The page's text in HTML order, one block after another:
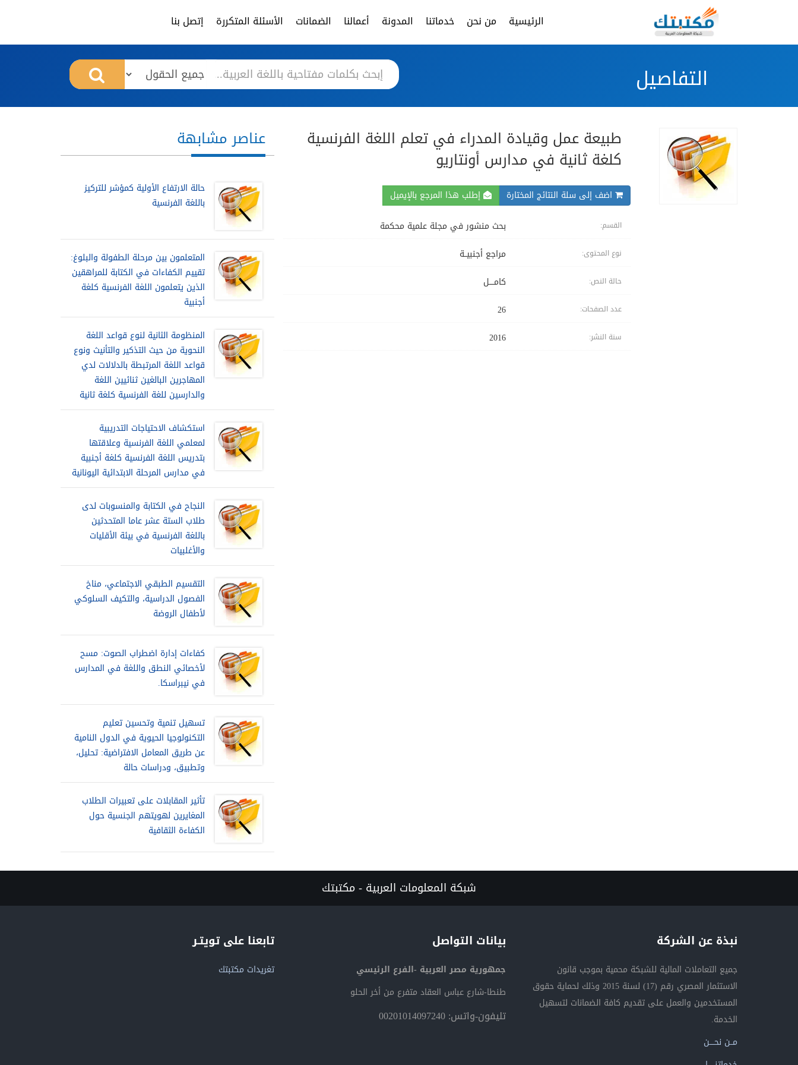
الرئيسية من نحن خدماتنا المدونة أعمالنا الضمانات الأسئلة المتكررة إتصل بنا
التفاصيل
طبيعة عمل وقيادة المدراء في تعلم اللغة الفرنسية
كلغة ثانية في مدارس أونتاريو
اضف إلى سلة النتائج المختارة إطلب هذا المرجع بالإيميل
القسم: بحث منشور في مجلة علمية محكمة
نوع المحتوى: مراجع أجنبيــة
حالة النص: كامــــل
عدد الصفحات: 26
سنة النشر: 2016
عناصر مشابهة
حالة الارتفاع الأولية كمؤشر للتركيز
باللغة الفرنسية
المتعلمون بين مرحلة الطفولة والبلوغ:
تقييم الكفاءات في الكتابة للمراهقين
الذين يتعلمون اللغة الفرنسية كلغة
أجنبية
المنظومة الثانية لنوع قواعد اللغة
النحوية من حيث التذكير والتأنيث ونوع
قواعد اللغة المرتبطة بالدلالات لدي
المهاجرين البالغين ثنائيين اللغة
والدارسين للغة الفرنسية كلغة ثانية
استكشاف الاحتياجات التدريبية
لمعلمي اللغة الفرنسية وعلاقتها
بتدريس اللغة الفرنسية كلغة أجنبية
في مدارس المرحلة الابتدائية اليونانية
النجاح في الكتابة والمنسوبات لدى
طلاب الستة عشر عاما المتحدثين
باللغة الفرنسية في بيئة الأقليات
والأغلبيات
التقسيم الطبقي الاجتماعي، مناخ
الفصول الدراسية، والتكيف السلوكي
لأطفال الروضة
كفاءات إدارة اضطراب الصوت: مسح
لأخصائي النطق واللغة في المدارس
في نيبراسكا.
تسهيل تنمية وتحسين تعليم
التكنولوجيا الحيوية في الدول النامية
عن طريق المعامل الافتراضية: تحليل،
وتطبيق، ودراسات حالة
تأثير المقابلات على تعبيرات الطلاب
المغايرين لهويتهم الجنسية حول
الكفاءة الثقافية
شبكة المعلومات العربية - مكتبتك
نبذة عن الشركة
جميع التعاملات المالية للشبكة محمية بموجب قانون
الاستثمار المصري رقم (17) لسنة 2015 وذلك لحماية حقوق
المستخدمين والعمل على تقديم كافة الضمانات لتسهيل
الخدمة.
مــن نحــــن
بيانات التواصل
جمهورية مصر العربية -الفرع الرئيسي
طنطا-شارع عباس العقاد متفرع من أخر الحلو
تليفون-واتس: 00201014097240
تابعنا على تويتـر
تغريدات مكتبتك